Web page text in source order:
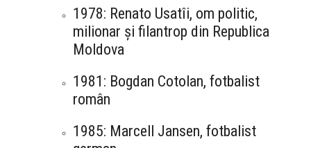
1978: Renato Usatîi, om politic,
milionar și filantrop din Republica
Moldova
1981: Bogdan Cotolan, fotbalist
român
1985: Marcell Jansen, fotbalist